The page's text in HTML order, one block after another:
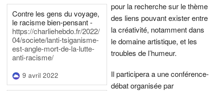
Contre les gens du voyage,
le racisme bien-pensant -
https://charliehebdo.fr/2022/
04/societe/lanti-tsiganisme-
est-angle-mort-de-la-lutte-
anti-racisme/
9 avril 2022
pour la recherche sur le thème
des liens pouvant exister entre
la créativité, notamment dans
le domaine artistique, et les
troubles de l’humeur.
Il participera a une conférence-
débat organisée par